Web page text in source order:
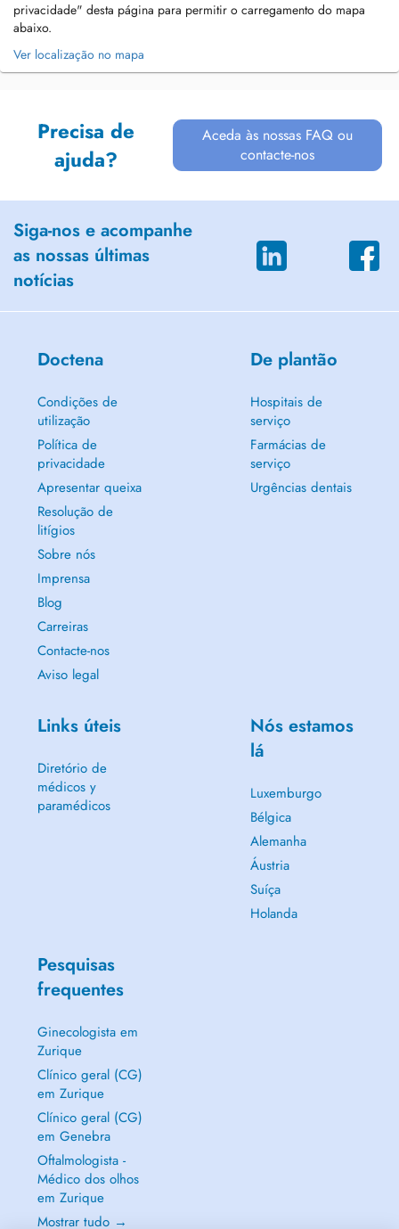
privacidade" desta página para permitir o carregamento do mapa
abaixo.
Ver localização no mapa
Precisa de
ajuda?
Aceda às nossas FAQ ou
contacte-nos
Siga-nos e acompanhe
as nossas últimas
notícias
Doctena
Condições de
utilização
Política de
privacidade
Apresentar queixa
Resolução de
litígios
Sobre nós
Imprensa
Blog
Carreiras
Contacte-nos
Aviso legal
De plantão
Hospitais de
serviço
Farmácias de
serviço
Urgências dentais
Links úteis
Diretório de
médicos y
paramédicos
Nós estamos
lá
Luxemburgo
Bélgica
Alemanha
Áustria
Suíça
Holanda
Pesquisas
frequentes
Ginecologista em
Zurique
Clínico geral (CG)
em Zurique
Clínico geral (CG)
em Genebra
Oftalmologista -
Médico dos olhos
em Zurique
Mostrar tudo →